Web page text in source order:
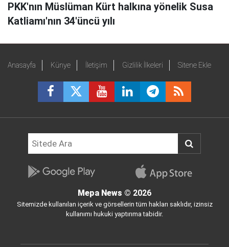
PKK'nın Müslüman Kürt halkına yönelik Susa
Katliamı'nın 34'üncü yılı
Anasayfa Künye İletişim Gizlilik İlkeleri Sitene Ekle
Mepa News © 2026
Sitemizde kullanılan içerik ve görsellerin tüm hakları saklıdır, izinsiz
kullanımı hukuki yaptırıma tabidir.